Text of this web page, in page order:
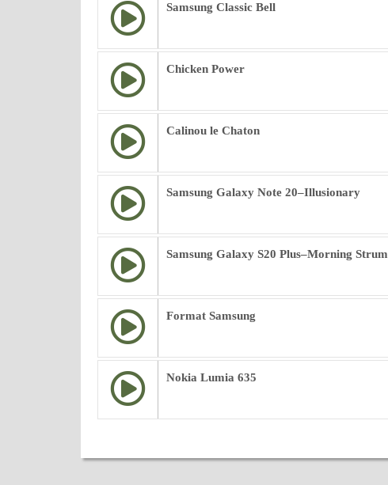
Samsung Classic Bell
Chicken Power
Calinou le Chaton
Samsung Galaxy Note 20–Illusionary
Samsung Galaxy S20 Plus–Morning Strum
Format Samsung
Nokia Lumia 635